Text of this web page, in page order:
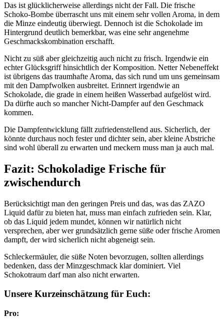
Das ist glücklicherweise allerdings nicht der Fall. Die frische
Schoko-Bombe überrascht uns mit einem sehr vollen Aroma, in dem
die Minze eindeutig überwiegt. Dennoch ist die Schokolade im
Hintergrund deutlich bemerkbar, was eine sehr angenehme
Geschmackskombination erschafft.
Nicht zu süß aber gleichzeitig auch nicht zu frisch. Irgendwie ein
echter Glücksgriff hinsichtlich der Komposition. Netter Nebeneffekt
ist übrigens das traumhafte Aroma, das sich rund um uns gemeinsam
mit den Dampfwolken ausbreitet. Erinnert irgendwie an
Schokolade, die grade in einem heißen Wasserbad aufgelöst wird.
Da dürfte auch so mancher Nicht-Dampfer auf den Geschmack
kommen.
Die Dampfentwicklung fällt zufriedenstellend aus. Sicherlich, der
könnte durchaus noch fester und dichter sein, aber kleine Abstriche
sind wohl überall zu erwarten und meckern muss man ja auch mal.
Fazit: Schokoladige Frische für
zwischendurch
Berücksichtigt man den geringen Preis und das, was das ZAZO
Liquid dafür zu bieten hat, muss man einfach zufrieden sein. Klar,
ob das Liquid jedem mundet, können wir natürlich nicht
versprechen, aber wer grundsätzlich gerne süße oder frische Aromen
dampft, der wird sicherlich nicht abgeneigt sein.
Schleckermäuler, die süße Noten bevorzugen, sollten allerdings
bedenken, dass der Minzgeschmack klar dominiert. Viel
Schokotraum darf man also nicht erwarten.
Unsere Kurzeinschätzung für Euch:
Pro: